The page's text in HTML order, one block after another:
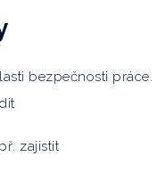
bezpečnosti práce.
zajistit